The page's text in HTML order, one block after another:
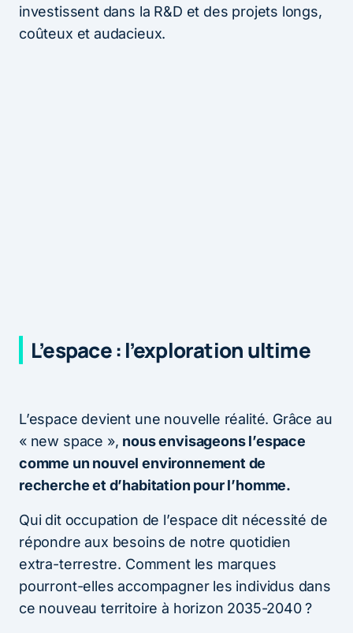
investissent dans la R&D et des projets longs,
coûteux et audacieux.
L’espace : l’exploration ultime
L’espace devient une nouvelle réalité. Grâce au
« new space », nous envisageons l’espace
comme un nouvel environnement de
recherche et d’habitation pour l’homme.
Qui dit occupation de l’espace dit nécessité de
répondre aux besoins de notre quotidien
extra-terrestre. Comment les marques
pourront-elles accompagner les individus dans
ce nouveau territoire à horizon 2035-2040 ?